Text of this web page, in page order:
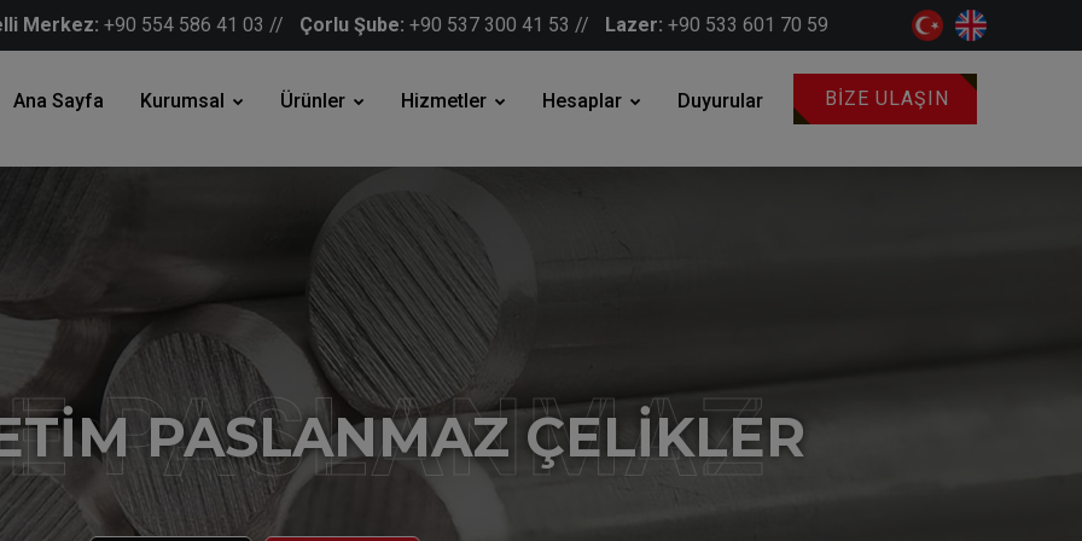
Merkez: +90 554 586 41 03 // Çorlu Şube: +90 537 300 41 53 // Lazer: +90 533 601 70 59
BIZE ULAŞIN
Ana Sayfa Kurumsal Ürünler Hizmetler Hesaplar Duyurular
PASLANMAZ
PASLANMAZ ÇELİKLER